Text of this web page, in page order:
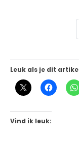
Leuk als je dit
Vind ik leuk: